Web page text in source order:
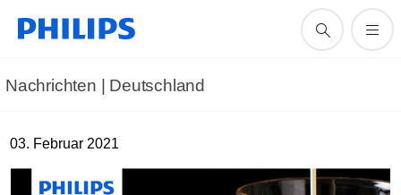
Nachrichten | Deutschland
03. Februar 2021